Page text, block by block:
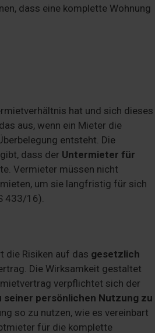
dass eine komplette Wohnung
hat und sich dieses
aus, wenn ein Mieter die
entsteht. Die
dass der Untermieter für
Vermieter müssen nicht
um sie langfristig für sich
433/16).
die Risiken auf das gesetzlich
Die Wirksamkeit gestaltet
verpflichtet sich der
seiner persönlichen Nutzung zu
so zu nutzen, wie es vereinbart
für die komplette